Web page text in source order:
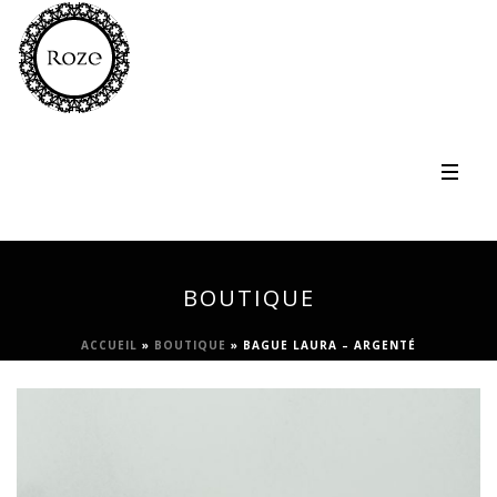
BOUTIQUE
ACCUEIL » BOUTIQUE » BAGUE LAURA – ARGENTÉ